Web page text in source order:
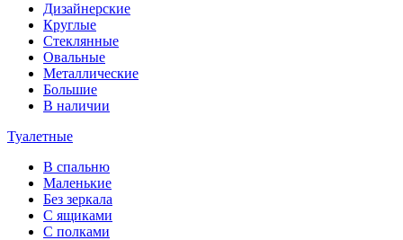
Дизайнерские
Круглые
Стеклянные
Овальные
Металлические
Большие
В наличии
Туалетные
В спальню
Маленькие
Без зеркала
С ящиками
С полками